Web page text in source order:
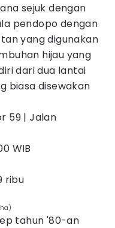
sejuk dengan
pendopo dengan
yang digunakan
hijau yang
dari dua lantai
biasa disewakan
59 | Jalan
WIB
ribu
tahun '80-an